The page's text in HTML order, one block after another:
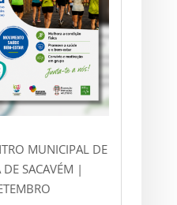
MUNICIPAL DE
SACAVÉM |